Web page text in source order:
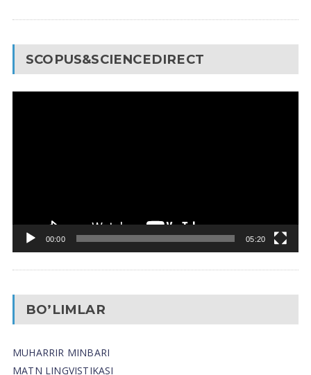
SCOPUS&SCIENCEDIRECT
00:00 05:20
BO’LIMLAR
MUHARRIR MINBARI
MATN LINGVISTIKASI